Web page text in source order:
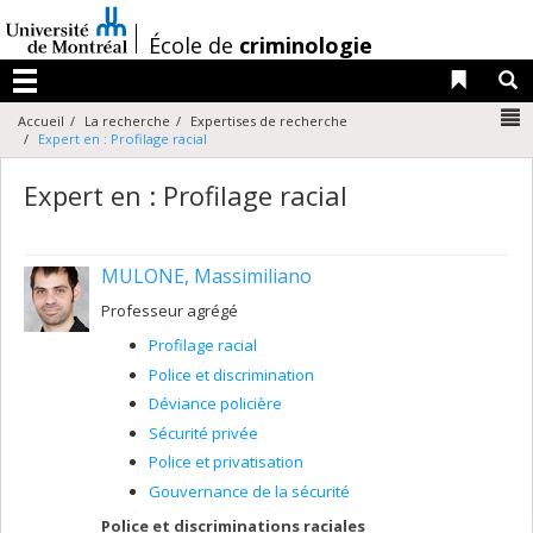
au
contenu
/École de criminologie
Menu
Liens
Accueil La recherche
Expertises de recherche
Expert en : Profilage racial
Expert en : Profilage racial
MULONE, Massimiliano
Professeur agrégé
Profilage racial
Police et discrimination
Déviance policière
Sécurité privée
Police et privatisation
Gouvernance de la sécurité
Police et discriminations raciales